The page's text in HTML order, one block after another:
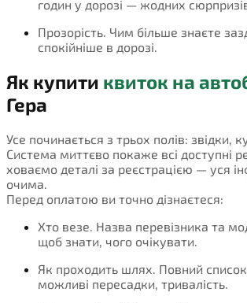
годин у дорозі — жодних
Прозорість. Чим більше знаєте
спокійніше в дорозі.
Як купити квиток на
Гера
Усе починається з трьох полів: звідки,
Система миттєво покаже всі доступні
ховаємо деталі за реєстрацією — уся
очима.
Перед оплатою ви точно дізнаєтеся:
Хто везе. Назва перевізника та
щоб знати, чого очікувати.
Як проходить шлях. Повний список
можливі пересадки, тривалість.